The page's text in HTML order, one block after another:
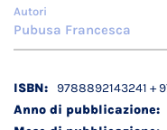
Autori
Pubusa Francesca
Dettagli
tecnici
9788892143241 +